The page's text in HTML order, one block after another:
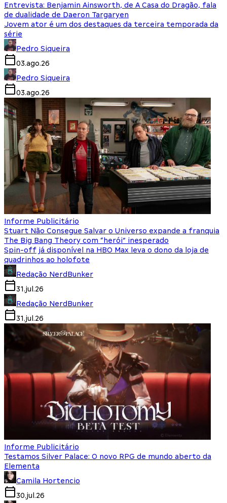
Entrevista: Benjamin Ainsworth, de A Casa do Dragão, fala
de dualidade de Daeron Targaryen
Jovem ator é um dos destaques da terceira temporada da
série
Pedro Siqueira
03.ago.26
Pedro Siqueira
03.ago.26
Informe Publicitário
Stuart Não Consegue Salvar o Universo expande a franquia
The Big Bang Theory com “herói” inesperado
Spin-off já disponível na HBO Max leva o dono da loja de
quadrinhos ao holofote
Redação NerdBunker
31.jul.26
Redação NerdBunker
31.jul.26
Informe Publicitário
Testamos Silver Palace: O novo RPG de mundo aberto da
Elementa
Camila Hortencio
30.jul.26